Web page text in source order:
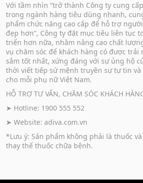
Với tầm nhìn “trở thành Công ty cung
trong ngành hàng tiêu dùng nhanh,
phẩm chức năng cao cấp để hỗ trợ
đẹp hơn”, Công ty đặt mục tiêu liên tục
triển hơn nữa, nhằm nâng cao chất
vụ chăm sóc để khách hàng có được trải
sắm tốt nhất, xứng đáng với sự ủng hộ
thời viết tiếp sứ mệnh truyền sự tự tin
cho mỗi phụ nữ Việt Nam.
HỖ TRỢ TƯ VẤN, CHĂM SÓC KHÁCH
➤ Hotline: 1900 555 552
➤ Website: adiva.com.vn
*Lưu ý: Sản phẩm không phải là thuốc
thay thế thuốc chữa bệnh.